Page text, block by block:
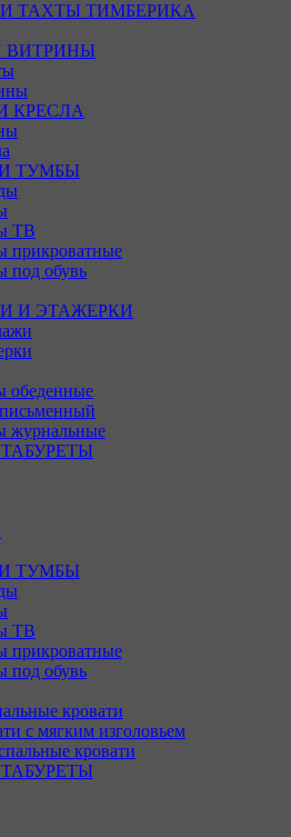
ТАХТЫ ТИМБЕРИКА
ВИТРИНЫ
КРЕСЛА
ТУМБЫ
ТВ
прикроватные
под обувь
И ЭТАЖЕРКИ
обеденные
журнальные
ТУМБЫ
ТВ
прикроватные
под обувь
кровати
с мягким изголовьем
кровати